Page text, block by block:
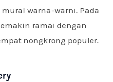
warna-warni. Pada
ramai dengan
nongkrong populer.